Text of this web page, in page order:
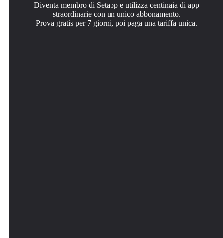
Diventa membro di Setapp e utilizza centinaia di app
straordinarie con un unico abbonamento.
Prova gratis per 7 giorni, poi paga una tariffa unica.